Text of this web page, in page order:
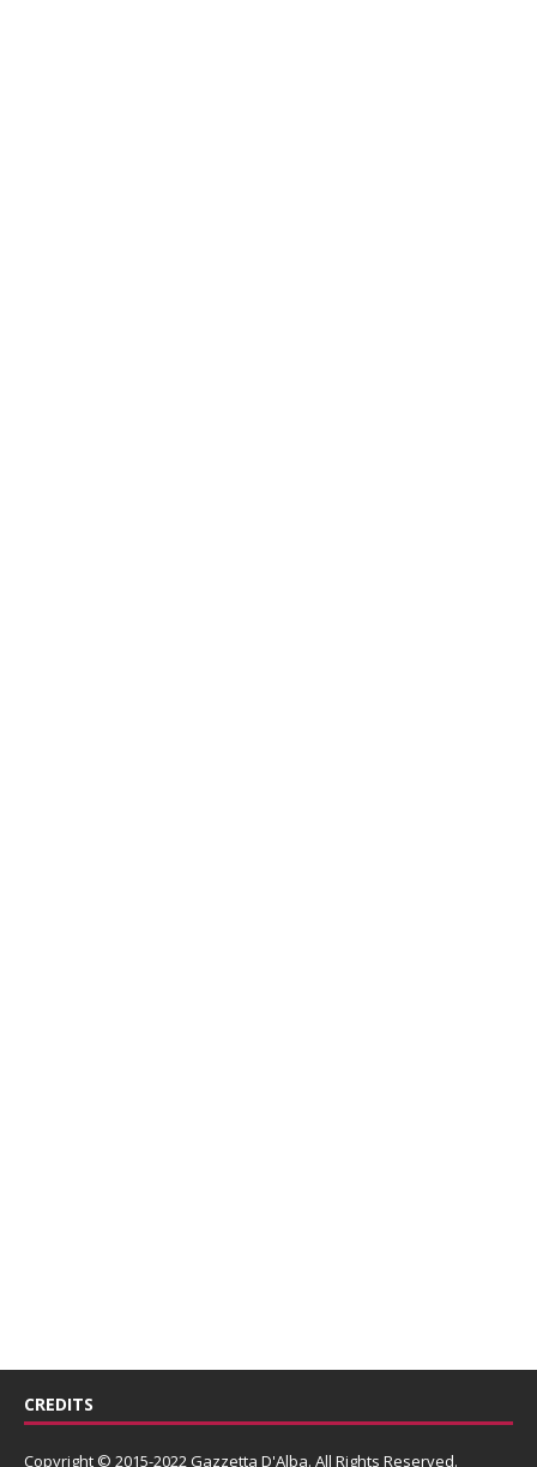
CREDITS
Copyright © 2015-2022 Gazzetta D'Alba. All Rights Reserved.